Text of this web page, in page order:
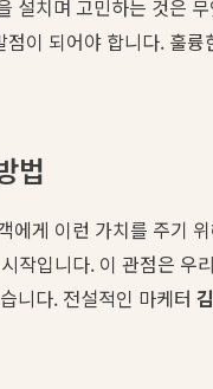
설치며 고민하는 것은
이 되어야 합니다. 훌륭
법
에게 이런 가치를 주기
시작입니다. 이 관점은 우
니다. 전설적인 마케터